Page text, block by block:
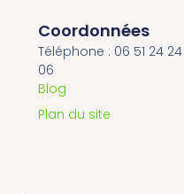
Coordonnées
Téléphone : 06 51 24 24
06
Blog
Plan du site